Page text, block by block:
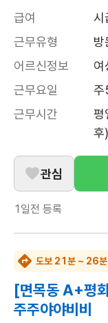
급여
근무유형
방
어르신정보
여
근무요일
주
근무시간
평
후
관심
1일전 등록
도보 21분 ~ 26분
[면목동 A+평
주주야야비비